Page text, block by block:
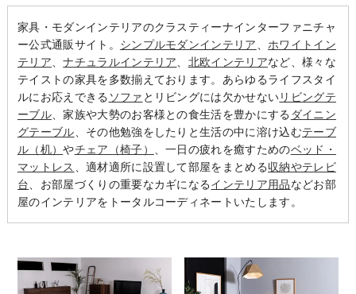
家具・モダンインテリアのクラスティーナインターファニチャ
ー公式通販サイト。 シンプルモダンインテリア
ホワイトイン
テリア 、ナチュラルインテリア 北欧インテリアなど、様々な
テイストの家具を多数揃えております。あらゆるライフスタイ
ルにお応えできる ソファ とリビングには欠かせないリビングテ
ーブル、家族や大勢のお客様との食生活を豊かにする ダイニン
グテーブル 、その他勉強をしたりと生活の中に溶け込むテーブ
ル（机）やチェア（椅子） 、一日の疲れを癒すためのベッド・
マットレス
、適材適所に設置して部屋をまとめる収納やテレビ
台 、お部屋づくりの重要なカギになるインテリア用品などお部
屋のインテリアをトータルコーディネートいたします。